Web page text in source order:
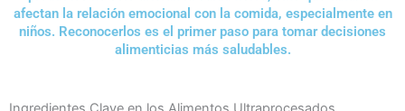
afectan la relación emocional con la comida, especialmente en
niños. Reconocerlos es el primer paso para tomar decisiones
alimenticias más saludables.